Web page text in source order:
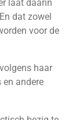
laat daarin
dat zowel
voor de
haar
andere